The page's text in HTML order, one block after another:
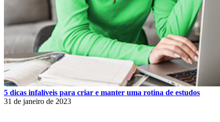
5 dicas infalíveis para criar e manter uma rotina de estudos
31 de janeiro de 2023